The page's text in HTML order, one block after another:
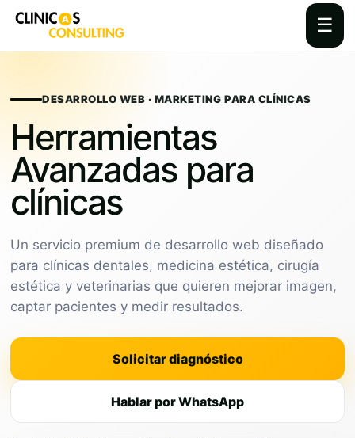
☰
contentDESARROLLO WEB · MARKETING PARA CLÍNICAS
Herramientas
Avanzadas para
clínicas
Un servicio premium de desarrollo web diseñado
para clínicas dentales, medicina estética, cirugía
estética y veterinarias que quieren mejorar imagen,
captar pacientes y medir resultados.
Solicitar diagnóstico
Hablar por WhatsApp